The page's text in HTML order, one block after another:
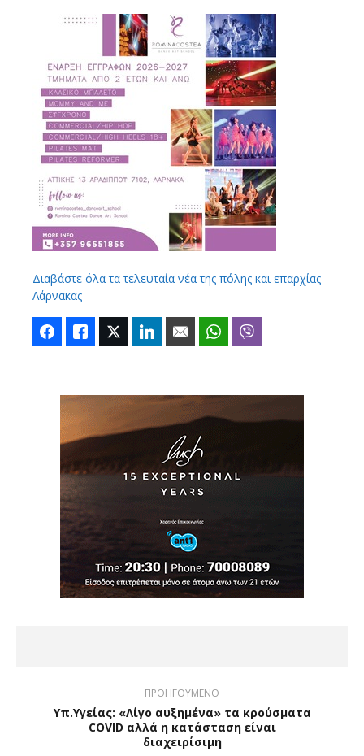
Διαβάστε όλα τα τελευταία νέα της πόλης και επαρχίας
Λάρνακας
FacebookLike Twitter LinkedIn Email WhatsApp
ΠΡΟΗΓΟΥΜΕΝΟ
Υπ.Υγείας: «Λίγο αυξημένα» τα κρούσματα
COVID αλλά η κατάσταση είναι
διαχειρίσιμη